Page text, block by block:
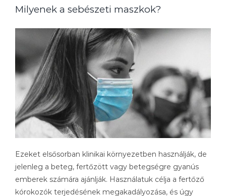
Milyenek a sebészeti maszkok?
Ezeket elsősorban klinikai környezetben használják, de
jelenleg a beteg, fertőzött vagy betegségre gyanús
emberek számára ajánlják. Használatuk célja a fertőző
kórokozók terjedésének megakadályozása, és úgy